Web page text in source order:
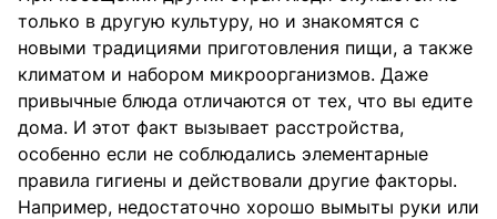
только в другую культуру, но и знакомятся с
новыми традициями приготовления пищи, а также
климатом и набором микроорганизмов. Даже
привычные блюда отличаются от тех, что вы едите
дома. И этот факт вызывает расстройства,
особенно если не соблюдались элементарные
правила гигиены и действовали другие факторы.
Например, недостаточно хорошо вымыты руки или